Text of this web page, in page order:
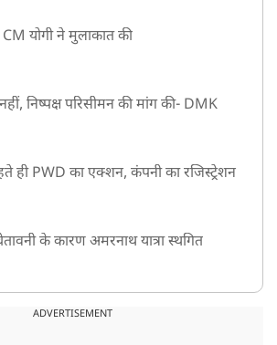
CM योगी ने मुलाकात की
निष्पक्ष परिसीमन की मांग की- DMK
ही PWD का एक्शन, कंपनी का रजिस्ट्रेशन
के कारण अमरनाथ यात्रा स्थगित
बेनतीजा रही सरकार और छात्रों के बीच
ADVERTISEMENT